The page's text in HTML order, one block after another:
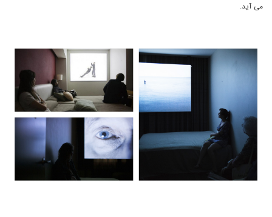
می آید.